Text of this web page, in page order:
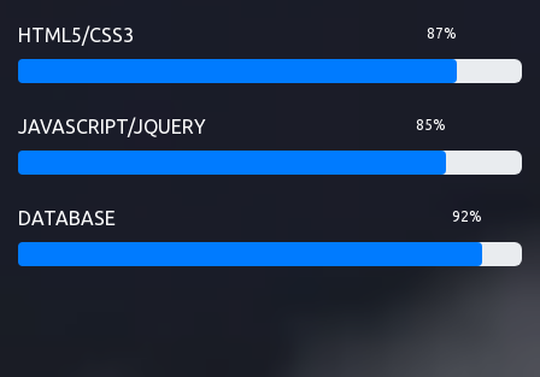
HTML5/CSS3 87%
JAVASCRIPT/JQUERY 85%
DATABASE 92%